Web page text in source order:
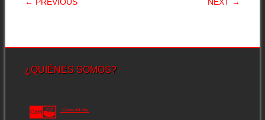
¿QUIÉNES SOMOS?